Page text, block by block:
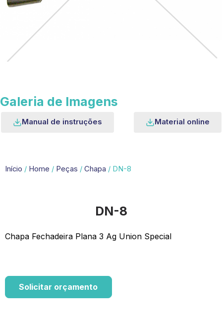
Galeria de Imagens
Manual de instruções Material online
Início / Home / Peças / Chapa / DN-8
DN-8
Chapa Fechadeira Plana 3 Ag Union Special
Solicitar orçamento